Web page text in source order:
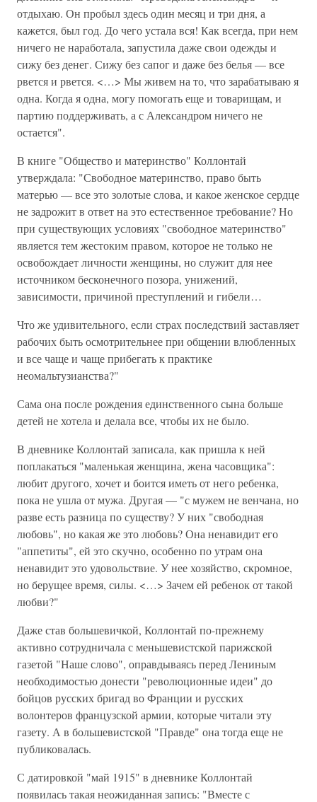
отдыхаю. Он пробыл здесь один месяц и три дня, а
кажется, был год. До чего устала вся! Как всегда, при нем
ничего не наработала, запустила даже свои одежды и
сижу без денег. Сижу без сапог и даже без белья — все
рвется и рвется. <…> Мы живем на то, что зарабатываю я
одна. Когда я одна, могу помогать еще и товарищам, и
партию поддерживать, а с Александром ничего не
остается".
В книге "Общество и материнство" Коллонтай
утверждала: "Свободное материнство, право быть
матерью — все это золотые слова, и какое женское сердце
не задрожит в ответ на это естественное требование? Но
при существующих условиях "свободное материнство"
является тем жестоким правом, которое не только не
освобождает личности женщины, но служит для нее
источником бесконечного позора, унижений,
зависимости, причиной преступлений и гибели…
Что же удивительного, если страх последствий заставляет
рабочих быть осмотрительнее при общении влюбленных
и все чаще и чаще прибегать к практике
неомальтузианства?"
Сама она после рождения единственного сына больше
детей не хотела и делала все, чтобы их не было.
В дневнике Коллонтай записала, как пришла к ней
поплакаться "маленькая женщина, жена часовщика":
любит другого, хочет и боится иметь от него ребенка,
пока не ушла от мужа. Другая — "с мужем не венчана, но
разве есть разница по существу? У них "свободная
любовь", но какая же это любовь? Она ненавидит его
"аппетиты", ей это скучно, особенно по утрам она
ненавидит это удовольствие. У нее хозяйство, скромное,
но берущее время, силы. <…> Зачем ей ребенок от такой
любви?"
Даже став большевичкой, Коллонтай по-прежнему
активно сотрудничала с меньшевистской парижской
газетой "Наше слово", оправдываясь перед Лениным
необходимостью донести "революционные идеи" до
бойцов русских бригад во Франции и русских
волонтеров французской армии, которые читали эту
газету. А в большевистской "Правде" она тогда еще не
публиковалась.
С датировкой "май 1915" в дневнике Коллонтай
появилась такая неожиданная запись: "Вместе с